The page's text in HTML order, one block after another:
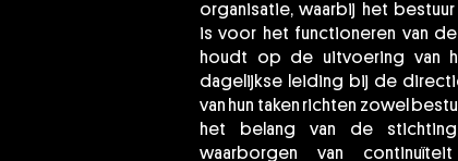
organisatie, waarbij het
is voor het functioneren van
houdt op de uitvoering van
dagelijkse leiding bij de
van hun taken richten zowel
het belang van de
waarborgen van